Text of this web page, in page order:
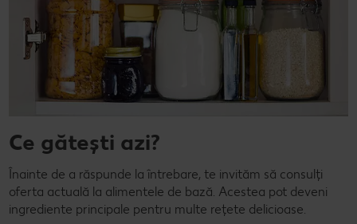
Ce gătești azi?
Înainte de a răspunde la întrebare, te invităm să consulți
oferta actuală la alimentele de bază. Acestea pot deveni
ingrediente principale pentru multe rețete delicioase.